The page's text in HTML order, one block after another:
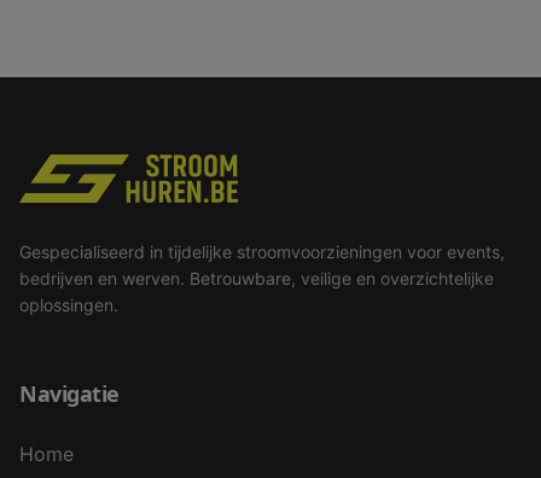
Gespecialiseerd in tijdelijke stroomvoorzieningen voor events,
bedrijven en werven. Betrouwbare, veilige en overzichtelijke
oplossingen.
Navigatie
Home